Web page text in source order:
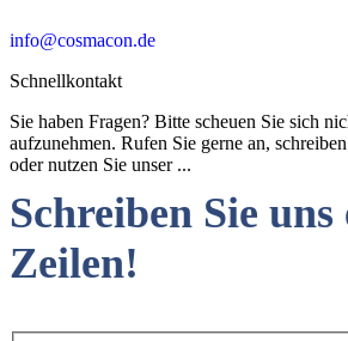
info@cosmacon.de
Schnellkontakt
Sie haben Fragen? Bitte scheuen Sie sich
aufzunehmen. Rufen Sie gerne an,
oder nutzen Sie unser ...
Schreiben Sie
Zeilen!